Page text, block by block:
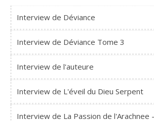
Interview de Déviance
Interview de Déviance Tome 3
Interview de l'auteure
Interview de L'éveil du Dieu Serpent
Interview de La Passion de l'Arachnee